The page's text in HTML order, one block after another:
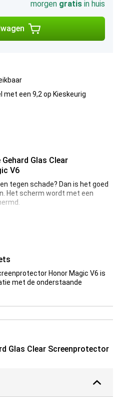
morgen gratis in huis
met een 9,2 op Kieskeurig
Glas Clear
V6
tegen schade? Dan is het goed
Het scherm wordt met een
Deze
is gemaakt van Gehard glas,
tegen vuil en krassen. Dit
en voorkomt schade aan je
Honor Magic V6 is
met de onderstaande
Glas Clear Screenprotector